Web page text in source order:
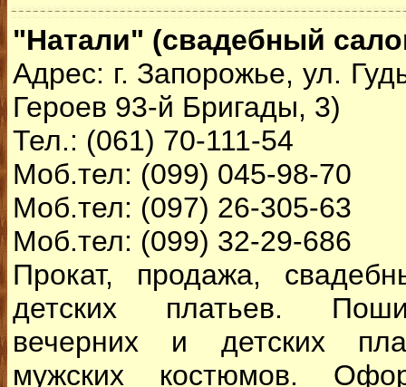
"Натали" (свадебный
Адрес: г. Запорожье, ул.
Героев 93-й Бригады, 3)
Тел.: (061) 70-111-54
Моб.тел: (099) 045-98-70
Моб.тел: (097) 26-305-63
Моб.тел: (099) 32-29-686
Прокат, продажа,
детских платьев.
вечерних и детских
мужских костюмов.